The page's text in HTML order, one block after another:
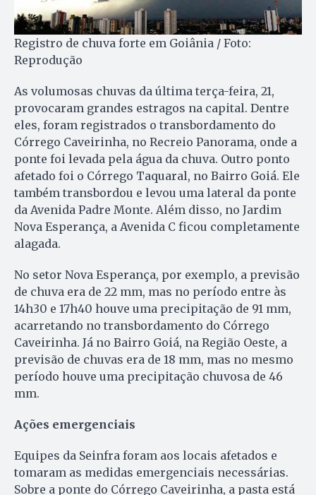
Registro de chuva forte em Goiânia / Foto:
Reprodução
As volumosas chuvas da última terça-feira, 21,
provocaram grandes estragos na capital. Dentre
eles, foram registrados o transbordamento do
Córrego Caveirinha, no Recreio Panorama, onde a
ponte foi levada pela água da chuva. Outro ponto
afetado foi o Córrego Taquaral, no Bairro Goiá. Ele
também transbordou e levou uma lateral da ponte
da Avenida Padre Monte. Além disso, no Jardim
Nova Esperança, a Avenida C ficou completamente
alagada.
No setor Nova Esperança, por exemplo, a previsão
de chuva era de 22 mm, mas no período entre às
14h30 e 17h40 houve uma precipitação de 91 mm,
acarretando no transbordamento do Córrego
Caveirinha. Já no Bairro Goiá, na Região Oeste, a
previsão de chuvas era de 18 mm, mas no mesmo
período houve uma precipitação chuvosa de 46
mm.
Ações emergenciais
Equipes da Seinfra foram aos locais afetados e
tomaram as medidas emergenciais necessárias.
Sobre a ponte do Córrego Caveirinha, a pasta está